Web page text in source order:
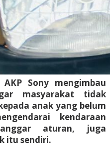
Sony mengimbau
masyarakat tidak
anak yang belum
kendaraan
aturan, juga
itu sendiri.